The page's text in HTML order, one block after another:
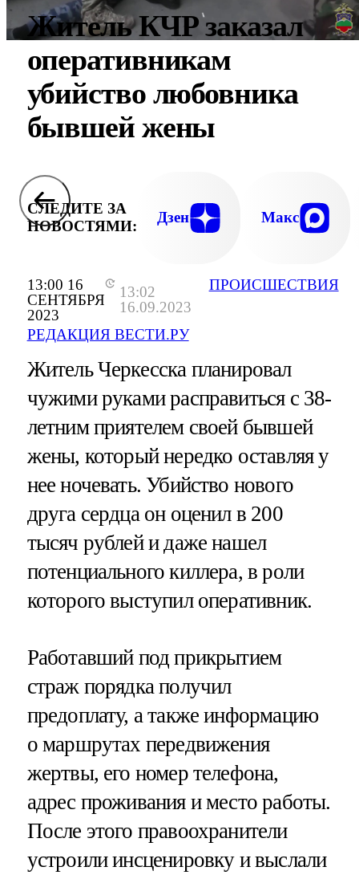
13:00 16
СЕНТЯБРЯ
2023
13:02
16.09.2023
РЕДАКЦИЯ ВЕСТИ.РУ
ПРОИСШЕСТВИЯ
Житель КЧР заказал
оперативникам
убийство любовника
бывшей жены
СЛЕДИТЕ ЗА
НОВОСТЯМИ:
Дзен Макс
Житель Черкесска планировал
чужими руками расправиться с 38-
летним приятелем своей бывшей
жены, который нередко оставляя у
нее ночевать. Убийство нового
друга сердца он оценил в 200
тысяч рублей и даже нашел
потенциального киллера, в роли
которого выступил оперативник.
Работавший под прикрытием
страж порядка получил
предоплату, а также информацию
о маршрутах передвижения
жертвы, его номер телефона,
адрес проживания и место работы.
После этого правоохранители
устроили инсценировку и выслали